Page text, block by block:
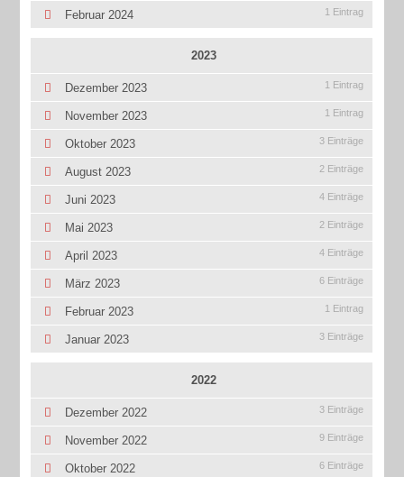
Februar 2024 1 Eintrag
2023
Dezember 2023 1 Eintrag
November 2023 1 Eintrag
Oktober 2023 3 Einträge
August 2023 2 Einträge
Juni 2023 4 Einträge
Mai 2023 2 Einträge
April 2023 4 Einträge
März 2023 6 Einträge
Februar 2023 1 Eintrag
Januar 2023 3 Einträge
2022
Dezember 2022 3 Einträge
November 2022 9 Einträge
Oktober 2022 6 Einträge